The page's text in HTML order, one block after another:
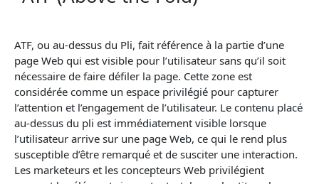
ATF, ou au-dessus du Pli, fait référence à la partie d’une
page Web qui est visible pour l’utilisateur sans qu’il soit
nécessaire de faire défiler la page. Cette zone est
considérée comme un espace privilégié pour capturer
l’attention et l’engagement de l’utilisateur. Le contenu placé
au-dessus du pli est immédiatement visible lorsque
l’utilisateur arrive sur une page Web, ce qui le rend plus
susceptible d’être remarqué et de susciter une interaction.
Les marketeurs et les concepteurs Web privilégient